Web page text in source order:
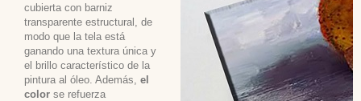
cubierta con barniz
transparente estructural, de
modo que la tela está
ganando una textura única y
el brillo característico de la
pintura al óleo. Además, el
color se refuerza